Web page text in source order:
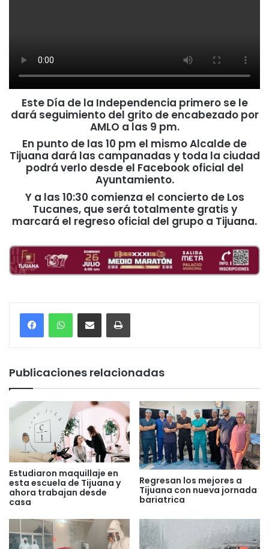
Este Día de la Independencia primero se le
dará seguimiento del grito de encabezado por
AMLO a las 9 pm.
En punto de las 10 pm el mismo Alcalde de
Tijuana dará las campanadas y toda la ciudad
podrá verlo desde el Facebook oficial del
Ayuntamiento.
Y a las 10:30 comienza el concierto de Los
Tucanes, que será totalmente gratis y
marcará el regreso oficial del grupo a Tijuana.
Compartir por correo electrónicoImprimir
Publicaciones relacionadas
Estudiaron maquillaje en
esta escuela de Tijuana y
ahora trabajan desde
casa
Regresan los mejores a
Tijuana con nueva jornada
bariatrica